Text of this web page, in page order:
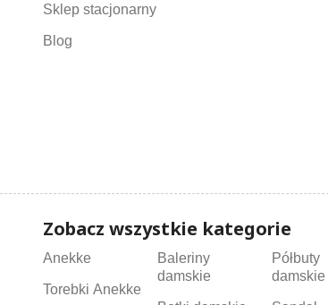
Sklep stacjonarny
Blog
Zobacz wszystkie kategorie
Anekke
Torebki Anekke
Baleriny
damskie
Półbuty
damskie